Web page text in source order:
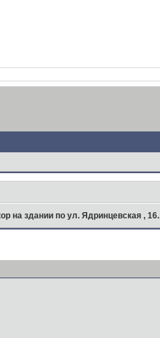
на здании по ул. Ядринцевская , 16.